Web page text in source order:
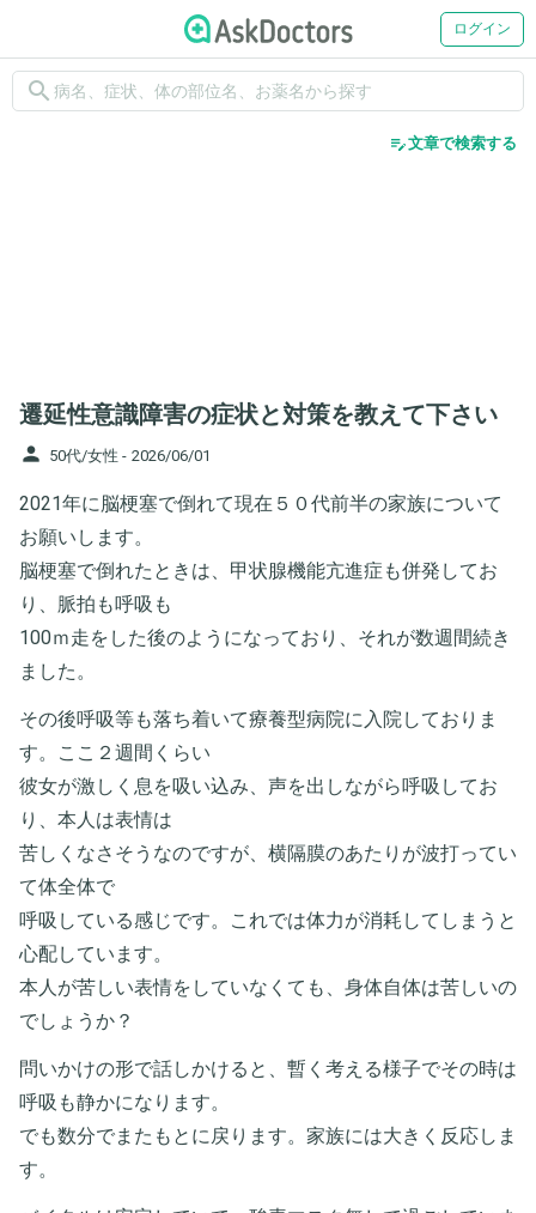
ログイン
search
edit_note文章で検索する
遷延性意識障害の症状と対策を教えて下さい
person 50代/女性 - 2026/06/01
2021年に脳梗塞で倒れて現在５０代前半の家族について
お願いします。
脳梗塞で倒れたときは、甲状腺機能亢進症も併発してお
り、脈拍も呼吸も
100ｍ走をした後のようになっており、それが数週間続き
ました。
その後呼吸等も落ち着いて療養型病院に入院しておりま
す。ここ２週間くらい
彼女が激しく息を吸い込み、声を出しながら呼吸してお
り、本人は表情は
苦しくなさそうなのですが、横隔膜のあたりが波打ってい
て体全体で
呼吸している感じです。これでは体力が消耗してしまうと
心配しています。
本人が苦しい表情をしていなくても、身体自体は苦しいの
でしょうか？
問いかけの形で話しかけると、暫く考える様子でその時は
呼吸も静かになります。
でも数分でまたもとに戻ります。家族には大きく反応しま
す。